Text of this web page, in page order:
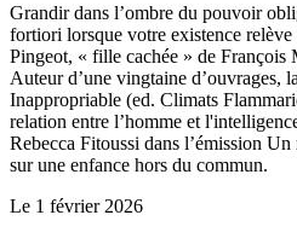
Grandir dans l’ombre du pouvoir
fortiori lorsque votre existence relève
Pingeot, « fille cachée » de François
Auteur d’une vingtaine d’ouvrages,
Inappropriable (ed. Climats
relation entre l’homme et
Rebecca Fitoussi dans l’émission
sur une enfance hors du commun.
Le 1 février 2026